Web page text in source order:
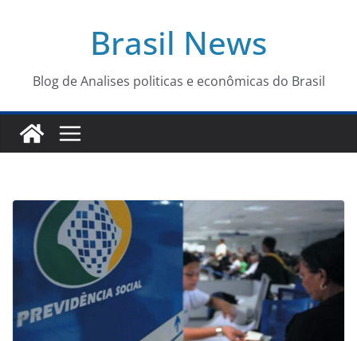
conteúdo
Brasil News
Blog de Analises politicas e econômicas do Brasil